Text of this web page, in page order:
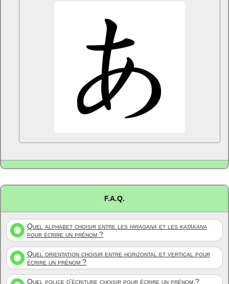
F.A.Q.
Quel alphabet choisir entre les hiragana et les katakana
pour écrire un prénom ?
Quel orientation choisir entre horizontal et vertical pour
écrire un prénom ?
Quel police d'écriture choisir pour écrire un prénom ?